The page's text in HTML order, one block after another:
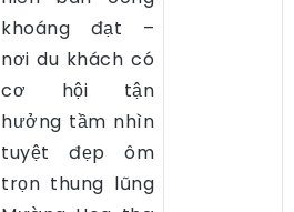
khoáng đạt –
nơi du khách có
cơ hội tận
hưởng tầm nhìn
tuyệt đẹp ôm
trọn thung lũng